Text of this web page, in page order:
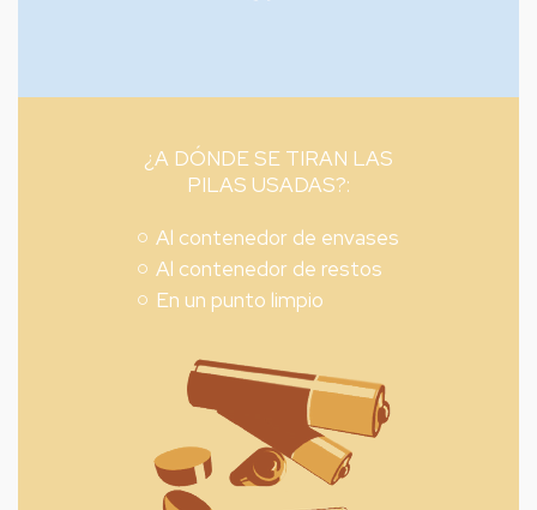
¿A DÓNDE SE TIRAN LAS
PILAS USADAS?:
Al contenedor de envases
Al contenedor de restos
En un punto limpio